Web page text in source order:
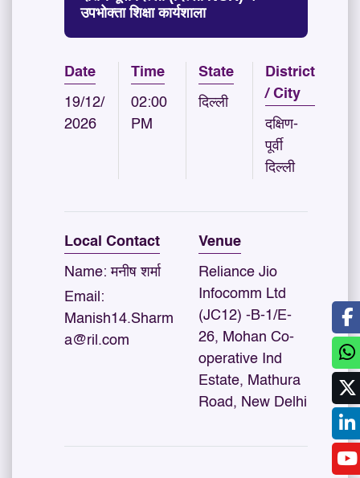
उपभोक्ता शिक्षा कार्यशाला
Date
19/12/
2026
Time
02:00
PM
State
दिल्ली
District
/ City
दक्षिण-
पूर्वी
दिल्ली
Local Contact
Name:मनीष शर्मा
Email:
Manish14.Sharm
a@ril.com
Venue
Reliance Jio
Infocomm Ltd
(JC12) -B-1/E-
26, Mohan Co-
operative Ind
Estate, Mathura
Road, New Delhi